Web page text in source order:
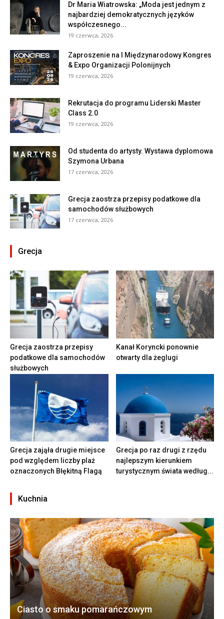
Dr Maria Wiatrowska: „Moda jest jednym z
najbardziej demokratycznych języków
współczesnego...
19 czerwca, 2026
Zaproszenie na I Międzynarodowy Kongres
& Expo Organizacji Polonijnych
19 czerwca, 2026
Rekrutacja do programu Liderski Master
Class 2.0
19 czerwca, 2026
Od studenta do artysty. Wystawa dyplomowa
Szymona Urbana
17 czerwca, 2026
Grecja zaostrza przepisy podatkowe dla
samochodów służbowych
17 czerwca, 2026
Grecja
Grecja zaostrza przepisy
podatkowe dla samochodów
służbowych
Kanał Koryncki ponownie
otwarty dla żeglugi
Grecja zająła drugie miejsce
pod względem liczby plaż
oznaczonych Błękitną Flagą
Grecja po raz drugi z rzędu
najlepszym kierunkiem
turystycznym świata według...
Kuchnia
Ciasto o smaku pomarańczowym